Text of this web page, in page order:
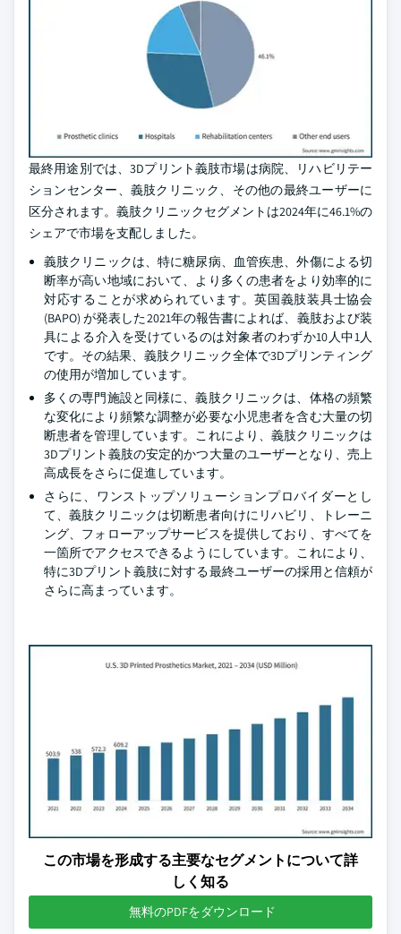
最終用途別では、3Dプリント義肢市場は病院、リハビリテー
ションセンター、義肢クリニック、その他の最終ユーザーに
区分されます。義肢クリニックセグメントは2024年に46.1%の
シェアで市場を支配しました。
義肢クリニックは、特に糖尿病、血管疾患、外傷による切
断率が高い地域において、より多くの患者をより効率的に
対応することが求められています。英国義肢装具士協会
(BAPO) が発表した2021年の報告書によれば、義肢および装
具による介入を受けているのは対象者のわずか10人中1人
です。その結果、義肢クリニック全体で3Dプリンティング
の使用が増加しています。
多くの専門施設と同様に、義肢クリニックは、体格の頻繁
な変化により頻繁な調整が必要な小児患者を含む大量の切
断患者を管理しています。これにより、義肢クリニックは
3Dプリント義肢の安定的かつ大量のユーザーとなり、売上
高成長をさらに促進しています。
さらに、ワンストップソリューションプロバイダーとし
て、義肢クリニックは切断患者向けにリハビリ、トレーニ
ング、フォローアップサービスを提供しており、すべてを
一箇所でアクセスできるようにしています。これにより、
特に3Dプリント義肢に対する最終ユーザーの採用と信頼が
さらに高まっています。
この市場を形成する主要なセグメントについて詳
しく知る
無料のPDFをダウンロード